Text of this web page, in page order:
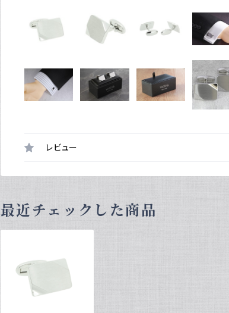
レビュー
最近チェックした商品